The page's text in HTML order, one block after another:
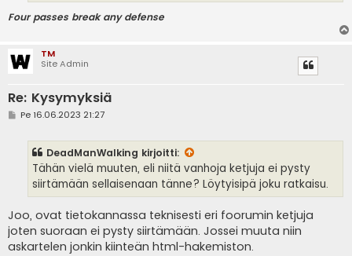
Four passes break any defense
TM
Site Admin
Re: Kysymyksiä
VPe 16.06.2023 21:27
DeadManWalking kirjoitti:
Tähän vielä muuten, eli niitä vanhoja ketjuja ei pysty
siirtämään sellaisenaan tänne? Löytyisipä joku ratkaisu.
Joo, ovat tietokannassa teknisesti eri foorumin ketjuja
joten suoraan ei pysty siirtämään. Jossei muuta niin
askartelen jonkin kiinteän html-hakemiston.